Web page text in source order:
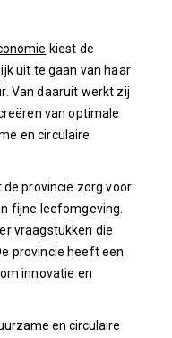
kiest de
uit te gaan van haar
Van daaruit werkt zij
van optimale
en circulaire
provincie zorg voor
fijne leefomgeving.
vraagstukken die
provincie heeft een
innovatie en
en circulaire